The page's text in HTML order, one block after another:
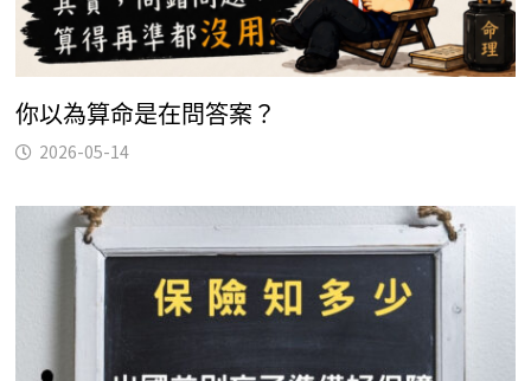
你以為算命是在問答案？
2026-05-14